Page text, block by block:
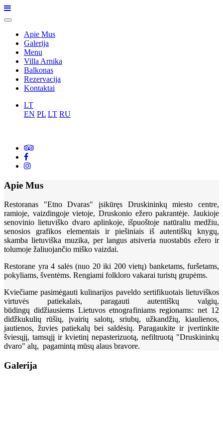
Apie Mus
Galerija
Menu
Villa Arnika
Balkonas
Rezervacija
Kontaktai
LT
EN PL LT RU
Apie Mus
Restoranas "Etno Dvaras" įsikūręs Druskininkų miesto centre,
ramioje, vaizdingoje vietoje, Druskonio ežero pakrantėje. Jaukioje
senovinio lietuviško dvaro aplinkoje, išpuoštoje natūraliu medžiu,
senosios grafikos elementais ir piešiniais iš autentiškų knygų,
skamba lietuviška muzika, per langus atsiveria nuostabūs ežero ir
tolumoje žaliuojančio miško vaizdai.
Restorane yra 4 salės (nuo 20 iki 200 vietų) banketams, furšetams,
pokyliams, šventėms. Rengiami folkloro vakarai turistų grupėms.
Kviečiame pasimėgauti kulinarijos paveldo sertifikuotais lietuviškos
virtuvės patiekalais, paragauti autentiškų valgių,
būdingų didžiausiems Lietuvos etnografiniams regionams: net 12
didžkukulių rūšių, įvairių salotų, sriubų, užkandžių, kiaulienos,
jautienos, žuvies patiekalų bei saldėsių. Paragaukite ir įvertinkite
šviesųjį, tamsųjį ir kvietinį nepasterizuotą, nefiltruotą "Druskininkų
dvaro" alų, pagamintą mūsų alaus bravore.
Galerija